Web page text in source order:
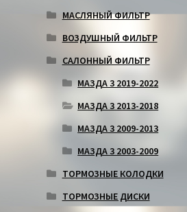
МАСЛЯНЫЙ ФИЛЬТР
ВОЗДУШНЫЙ ФИЛЬТР
САЛОННЫЙ ФИЛЬТР
МАЗДА 3 2019-2022
МАЗДА 3 2013-2018
МАЗДА 3 2009-2013
МАЗДА 3 2003-2009
ТОРМОЗНЫЕ КОЛОДКИ
ТОРМОЗНЫЕ ДИСКИ